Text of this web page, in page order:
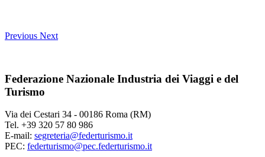
Previous Next
Federazione Nazionale Industria dei Viaggi e del
Turismo
Via dei Cestari 34 - 00186 Roma (RM)
Tel. +39 320 57 80 986
E-mail: segreteria@federturismo.it
PEC: federturismo@pec.federturismo.it